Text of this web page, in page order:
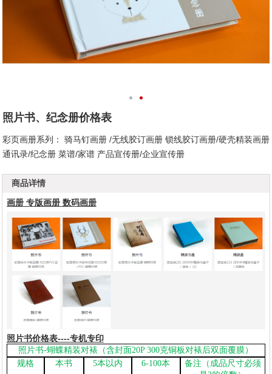
2 3 4
照片书、纪念册价格表
彩页画册系列： 骑马钉画册 /无线胶订画册 锁线胶订画册/硬壳精装画册
通讯录/纪念册 菜谱/家谱 产品宣传册/企业宣传册
商品详情
画册 专版画册 数码画册
照片书价格表----专机专印
照片书-蝴蝶精装对裱（含封面20P 300克铜板对裱后双面覆膜）
规格
本书 5本以内 6-100本
备注（成品尺寸必须